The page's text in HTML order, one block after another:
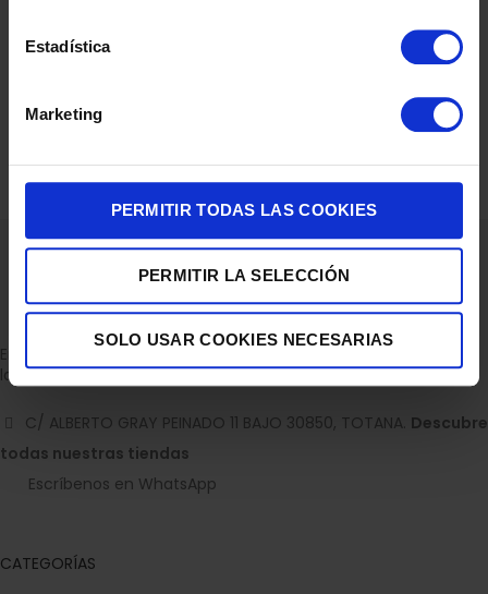
Estadística
Marketing
PERMITIR TODAS LAS COOKIES
PERMITIR LA SELECCIÓN
SOLO USAR COOKIES NECESARIAS
SMARTWATCH HIFUTURE HIFUTURE MIX3 BLACK
85,00€
Empresa dedicada a la venta de accesorios para el hogar con
la experiencia de 36 años.
C/ ALBERTO GRAY PEINADO 11 BAJO 30850, TOTANA. Descubre
todas nuestras tiendas
Escríbenos en WhatsApp
CATEGORÍAS